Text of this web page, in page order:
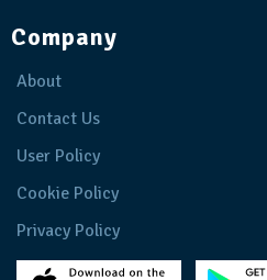
Company
About
Contact Us
User Policy
Cookie Policy
Privacy Policy